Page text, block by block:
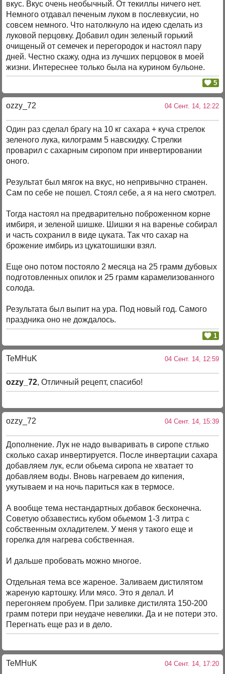
вкус. Вкус очень необычный. От текиллы ничего нет.
Немного отдавал печеным луком в послевкусии, но
совсем немного. Что натолкнуло на идею сделать из
луковой перцовку. Добавил один зеленый горький
очищеный от семечек и перегородок и настоял пару
дней. Честно скажу, одна из лучших перцовок в моей
жизни. Интереснее только была на курином бульоне.
5
ozzy_72 04 Сент. 14, 12:22
Один раз сделал брагу на 10 кг сахара + куча стрелок
зеленого лука, килограмм 5 навскидку. Стрелки
проварил с сахарным сиропом при инвертировании
оного.
Результат был мягок на вкус, но непривычно странен.
Сам по себе не пошел. Стоял себе, а я на него смотрел.
Тогда настоял на предварительно поброженном корне
имбиря, и зеленой шишке. Шишки я на варенье собирал
и часть сохранил в виде цуката. Так что сахар на
брожение имбирь из цукатошишки взял.
Еще оно потом постояло 2 месяца на 25 грамм дубовых
подготовленных опилок и 25 грамм карамелизованного
солода.
Результата был выпит на ура. Под новый год. Самого
праздника оно не дождалось.
1
TeMHuK 04 Сент. 14, 12:59
ozzy_72, Отличный рецепт, спасибо!
ozzy_72 04 Сент. 14, 15:39
Дополнение. Лук не надо вываривать в сиропе стлько
сколько сахар инвертируется. После инвертации сахара
добавляем лук, если обьема сиропа не хватает то
добавляем воды. Вновь нагреваем до кипения,
укутываем и на ночь париться как в термосе.
А вообще тема нестандартных добавок бесконечна.
Советую обзавестись кубом обьемом 1-3 литра с
собственным охладителем. У меня у такого еще и
горелка для нагрева собственная.
И дальше пробовать можно многое.
Отдельная тема все жареное. Заливаем дистилятом
жареную картошку. Или мясо. Это я делал. И
перегоняем пробуем. При заливке дистилята 150-200
грамм потери при неудаче невелики. Да и не потери это.
Перегнать еще раз и в дело.
TeMHuK 04 Сент. 14, 17:20